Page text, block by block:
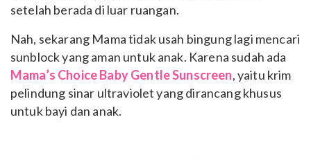
setelah berada di luar ruangan.
Nah, sekarang Mama tidak usah bingung lagi mencari
sunblock yang aman untuk anak. Karena sudah ada
Mama’s Choice Baby Gentle Sunscreen, yaitu krim
pelindung sinar ultraviolet yang dirancang khusus
untuk bayi dan anak.